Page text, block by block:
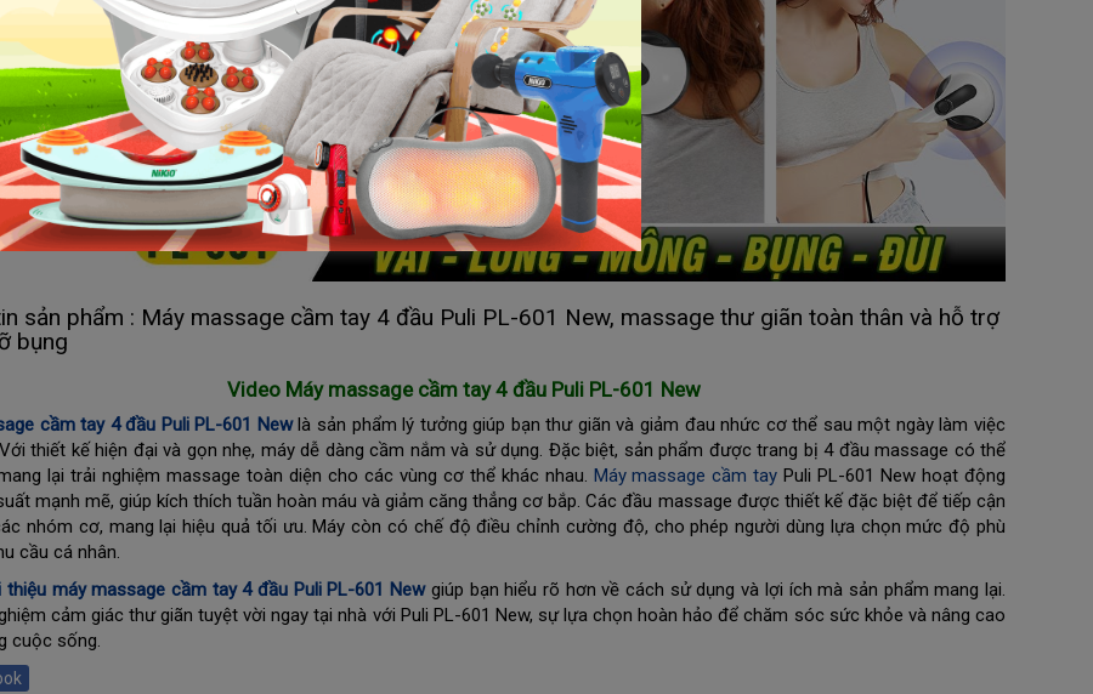
sản phẩm : Máy massage cầm tay 4 đầu Puli PL-601 New, massage thư giãn toàn thân và hỗ trợ
bụng
Video Máy massage cầm tay 4 đầu Puli PL-601 New
cầm tay 4 đầu Puli PL-601 Newlà sản phẩm lý tưởng giúp bạn thư giãn và giảm đau nhức cơ thể sau một ngày làm việc
thiết kế hiện đại và gọn nhẹ, máy dễ dàng cầm nắm và sử dụng. Đặc biệt, sản phẩm được trang bị 4 đầu massage có thể
lại trải nghiệm massage toàn diện cho các vùng cơ thể khác nhau. Máy massage cầm tay Puli PL-601 New hoạt động
mạnh mẽ, giúp kích thích tuần hoàn máu và giảm căng thẳng cơ bắp. Các đầu massage được thiết kế đặc biệt để tiếp cận
nhóm cơ, mang lại hiệu quả tối ưu. Máy còn có chế độ điều chỉnh cường độ, cho phép người dùng lựa chọn mức độ phù
cầu cá nhân.
thiệu máy massage cầm tay 4 đầu Puli PL-601 Newgiúp bạn hiểu rõ hơn về cách sử dụng và lợi ích mà sản phẩm mang lại.
cảm giác thư giãn tuyệt vời ngay tại nhà với Puli PL-601 New, sự lựa chọn hoàn hảo để chăm sóc sức khỏe và nâng cao
cuộc sống.